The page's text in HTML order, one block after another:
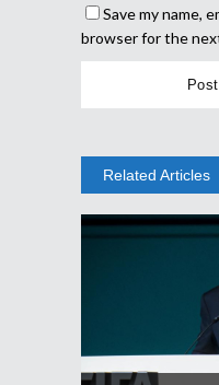
Save my name,
browser for the
Related Articles